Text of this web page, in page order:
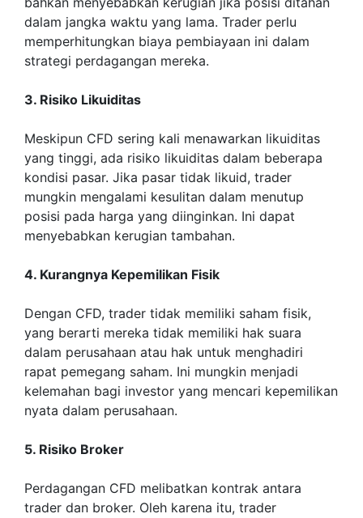
dalam jangka waktu yang lama. Trader perlu
memperhitungkan biaya pembiayaan ini dalam
strategi perdagangan mereka.
3. Risiko Likuiditas
Meskipun CFD sering kali menawarkan likuiditas
yang tinggi, ada risiko likuiditas dalam beberapa
kondisi pasar. Jika pasar tidak likuid, trader
mungkin mengalami kesulitan dalam menutup
posisi pada harga yang diinginkan. Ini dapat
menyebabkan kerugian tambahan.
4. Kurangnya Kepemilikan Fisik
Dengan CFD, trader tidak memiliki saham fisik,
yang berarti mereka tidak memiliki hak suara
dalam perusahaan atau hak untuk menghadiri
rapat pemegang saham. Ini mungkin menjadi
kelemahan bagi investor yang mencari kepemilikan
nyata dalam perusahaan.
5. Risiko Broker
Perdagangan CFD melibatkan kontrak antara
trader dan broker. Oleh karena itu, trader